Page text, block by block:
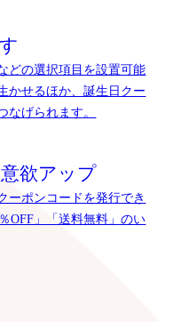
どの選択項目を設置可能
かせるほか、誕生日クー
なげられます。
欲アップ
ーポンコードを発行でき
OFF」「送料無料」のい